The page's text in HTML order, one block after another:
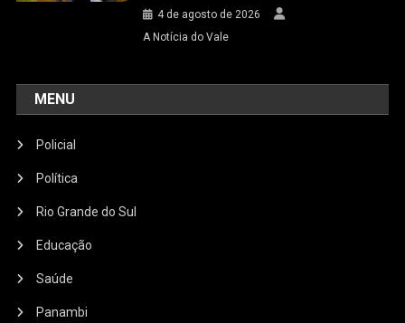
4 de agosto de 2026
A Notícia do Vale
MENU
Policial
Política
Rio Grande do Sul
Educação
Saúde
Panambi